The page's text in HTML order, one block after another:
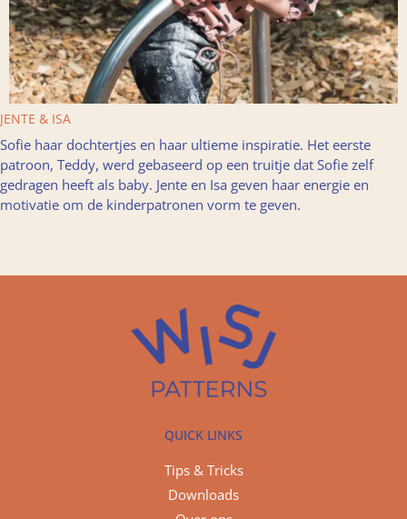
JENTE & ISA
Sofie haar dochtertjes en haar ultieme inspiratie. Het eerste
patroon, Teddy, werd gebaseerd op een truitje dat Sofie zelf
gedragen heeft als baby. Jente en Isa geven haar energie en
motivatie om de kinderpatronen vorm te geven.
QUICK LINKS
Tips & Tricks
Downloads